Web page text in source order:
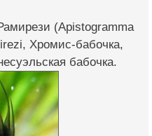
(Apistogramma
Хромис-бабочка,
бабочка.